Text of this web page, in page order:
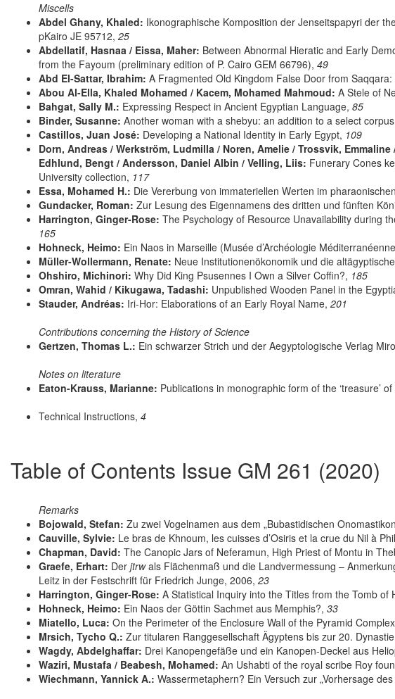
Miscells
Abdel Ghany, Khaled: Ikonographische Komposition der Jenseitspapyri der
pKairo JE 95712, 25
Abdellatif, Hasnaa / Eissa, Maher: Between Abnormal Hieratic and Early
from the Fayoum (preliminary edition of P. Cairo GEM 66796), 49
Abd El-Sattar, Ibrahim: A Fragmented Old Kingdom False Door from
Abou Al-Ella, Khaled Mohamed / Kacem, Mohamed Mahmoud: A Stele of
Bahgat, Sally M.: Expressing Respect in Ancient Egyptian Language, 85
Binder, Susanne: Another woman with a shebyu: an addition to a select
Castillos, Juan José: Developing a National Identity in Early Egypt, 109
Dorn, Andreas / Werkström, Ludmilla / Noren, Amelie / Trossvik,
Edhlund, Bengt / Andersson, Daniel Albin / Velling, Liis: Funerary Cones
University collection, 117
Essa, Mohamed H.: Die Vererbung von immateriellen Werten im
Gundacker, Roman: Zur Lesung des Eigennamens des dritten und fünften
Harrington, Ginger-Rose: The Psychology of Resource Unavailability during
165
Hohneck, Heimo: Ein Naos in Marseille (Musée d’Archéologie
Müller-Wollermann, Renate: Neue Institutionenökonomik und die
Ohshiro, Michinori: Why Did King Psusennes I Own a Silver Coffin?, 185
Omran, Wahid / Kikugawa, Tadashi: Unpublished Wooden Panel in the
Stauder, Andréas: Iri-Hor: Elaborations of an Early Royal Name, 201
Contributions concerning the History of Science
Gertzen, Thomas L.: Ein schwarzer Strich und der Aegyptologische Verlag
Notes on literature
Eaton-Krauss, Marianne: Publications in monographic form of the ‘treasure’
Technical Instructions, 4
Table of Contents Issue GM 261 (2020)
Remarks
Bojowald, Stefan: Zu zwei Vogelnamen aus dem „Bubastidischen
Cauville, Sylvie: Le bras de Khnoum, les cuisses d’Osiris et la crue du Nil à
Chapman, David: The Canopic Jars of Neferamun, High Priest of Montu in
Graefe, Erhart: Der jtrwals Flächenmaß und die Landvermessung –
Leitz in der Festschrift für Friedrich Junge, 2006, 23
Harrington, Ginger-Rose: A Statistical Inquiry into the Titles from the Tomb of
Hohneck, Heimo: Ein Naos der Göttin Sachmet aus Memphis?, 33
Miatello, Luca: On the Perimeter of the Enclosure Wall of the Pyramid
Mrsich, Tycho Q.: Zur titularen Ranggesellschaft Ägyptens bis zur 20.
Wagdy, Abdelghaffar: Drei Kanopengefäße und ein Kanopen-Deckel aus
Waziri, Mustafa / Beabesh, Mohamed: An Ushabti of the royal scribe Roy
Wiechmann, Yannick A.: Wassermetaphern? Ein Versuch zur „Vorhersage